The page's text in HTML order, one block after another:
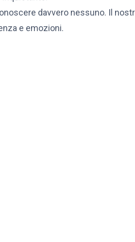
davvero nessuno. Il
e emozioni.